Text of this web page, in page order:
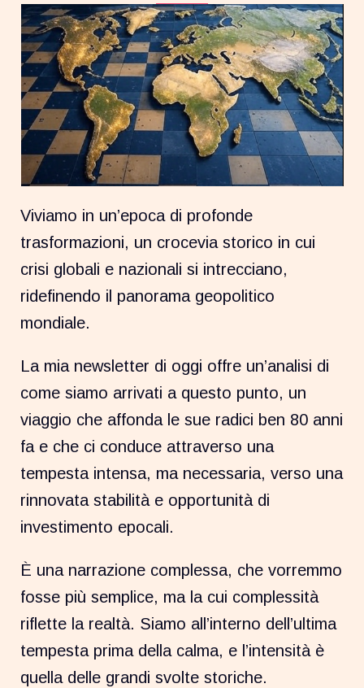
Viviamo in un’epoca di profonde
trasformazioni, un crocevia storico in cui
crisi globali e nazionali si intrecciano,
ridefinendo il panorama geopolitico
mondiale.
La mia newsletter di oggi offre un’analisi di
come siamo arrivati a questo punto, un
viaggio che affonda le sue radici ben 80 anni
fa e che ci conduce attraverso una
tempesta intensa, ma necessaria, verso una
rinnovata stabilità e opportunità di
investimento epocali.
È una narrazione complessa, che vorremmo
fosse più semplice, ma la cui complessità
riflette la realtà. Siamo all’interno dell’ultima
tempesta prima della calma, e l’intensità è
quella delle grandi svolte storiche.